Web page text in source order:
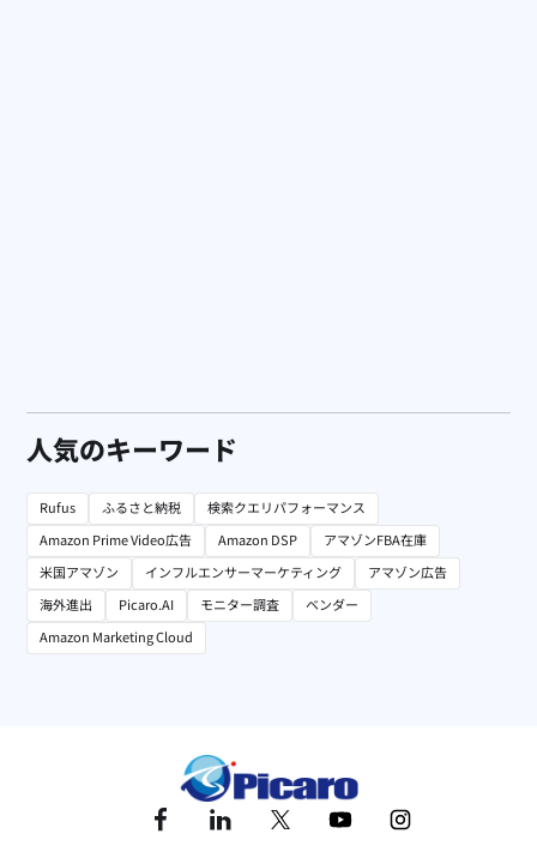
人気のキーワード
Rufus ふるさと納税
検索クエリパフォーマンス
Amazon Prime Video広告
Amazon DSP
アマゾンFBA在庫
米国アマゾン
インフルエンサーマーケティング
アマゾン広告
海外進出
Picaro.AI モニター調査
ベンダー
Amazon Marketing Cloud